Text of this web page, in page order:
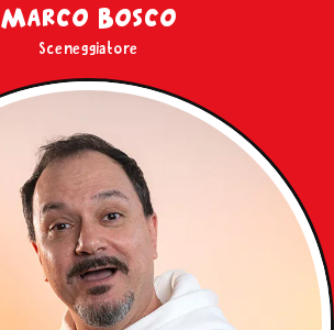
Marco Bosco
Sceneggiatore